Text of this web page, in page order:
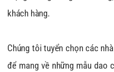
khách hàng.
Chúng tôi tuyển chọn các
để mang về những mẫu dao